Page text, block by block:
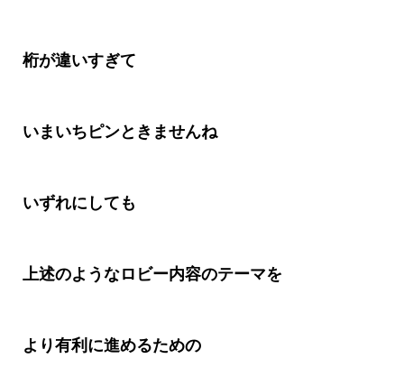
桁が違いすぎて
いまいちピンときませんね
いずれにしても
上述のようなロビー内容のテーマを
より有利に進めるための